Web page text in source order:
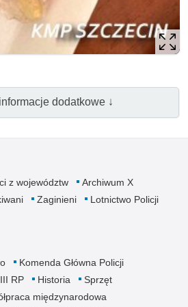
dodatkowe ↓
z województw
Archiwum X
Zaginieni
Lotnictwo Policji
Komenda Główna Policji
RP Historia
Sprzęt
międzynarodowa